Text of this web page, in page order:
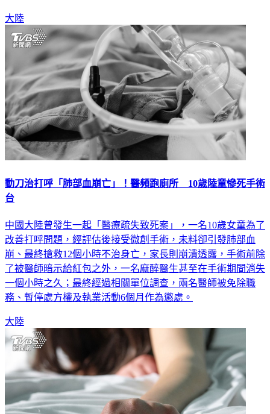
大陸
動刀治打呼「肺部血崩亡」！醫頻跑廁所 10歲陸童慘死手術
中國大陸曾發生一起「醫療疏失致死案」，一名10歲女童為了
改善打呼問題，經評估後接受微創手術，未料卻引發肺部血
崩、最終搶救12個小時不治身亡，家長則崩潰透露，手術前除
了被醫師暗示給紅包之外，一名麻醉醫生甚至在手術期間消失
一個小時之久；最終經過相關單位調查，兩名醫師被免除職
大陸